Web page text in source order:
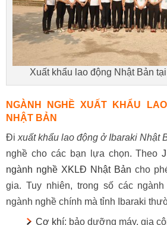
Xuất khẩu lao động Nhật Bản
NGÀNH NGHỀ XUẤT KHẨU
NHẬT BẢN
Đi xuất khẩu lao động ở Ibaraki Nhật
nghề cho các bạn lựa chọn. Theo
ngành nghề XKLĐ Nhật Bản cho
gia. Tuy nhiên, trong số các
ngành nghề chính mà tỉnh Ibaraki
Cơ khí: bảo dưỡng máy, gia